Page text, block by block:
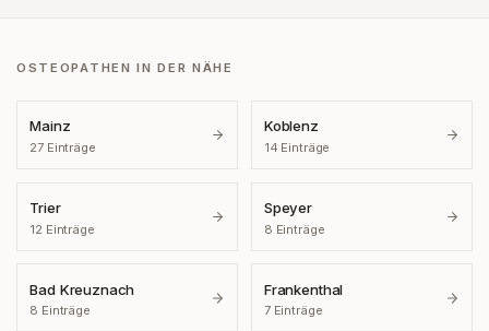
OSTEOPATHEN IN DER NÄHE
Mainz
27Einträge
Koblenz
14 Einträge
Trier
12 Einträge
Speyer
8 Einträge
Bad Kreuznach
8 Einträge
Frankenthal
7Einträge